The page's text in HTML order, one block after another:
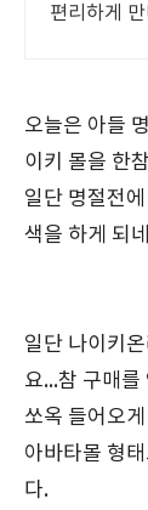
편리하게
오늘은 아들
이키 몰을 한
일단 명절전
색을 하게 되
일단 나이키
요...참 구매를
쏘옥 들어오
아바타몰 형
다.